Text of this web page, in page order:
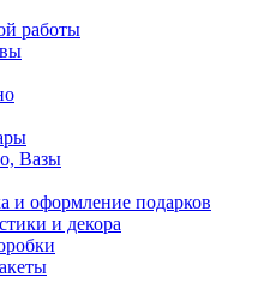
работы
Вазы
и оформление подарков
и декора